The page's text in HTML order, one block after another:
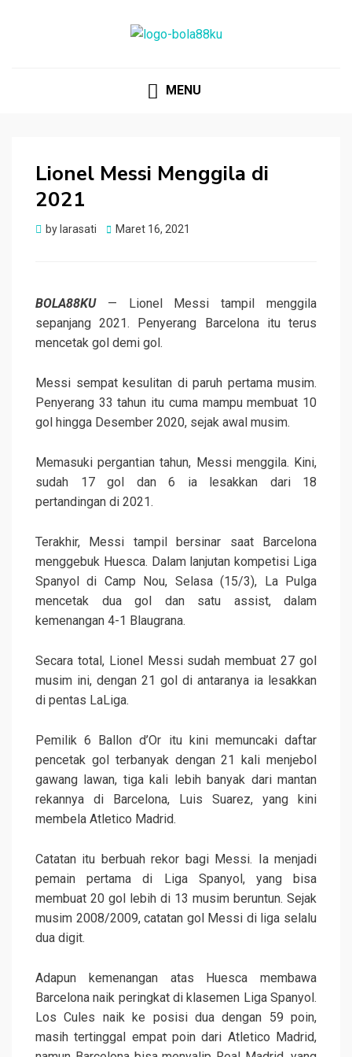
MENU
Lionel Messi Menggila di
2021
bylarasati
Posted
Maret 16, 2021
BOLA88KU— Lionel Messi tampil menggila
sepanjang 2021. Penyerang Barcelona itu terus
mencetak gol demi gol.
Messi sempat kesulitan di paruh pertama musim.
Penyerang 33 tahun itu cuma mampu membuat 10
gol hingga Desember 2020, sejak awal musim.
Memasuki pergantian tahun, Messi menggila. Kini,
sudah 17 gol dan 6 ia lesakkan dari 18
pertandingan di 2021.
Terakhir, Messi tampil bersinar saat Barcelona
menggebuk Huesca. Dalam lanjutan kompetisi Liga
Spanyol di Camp Nou, Selasa (15/3), La Pulga
mencetak dua gol dan satu assist, dalam
kemenangan 4-1 Blaugrana.
Secara total, Lionel Messi sudah membuat 27 gol
musim ini, dengan 21 gol di antaranya ia lesakkan
di pentas LaLiga.
Pemilik 6 Ballon d’Or itu kini memuncaki daftar
pencetak gol terbanyak dengan 21 kali menjebol
gawang lawan, tiga kali lebih banyak dari mantan
rekannya di Barcelona, Luis Suarez, yang kini
membela Atletico Madrid.
Catatan itu berbuah rekor bagi Messi. Ia menjadi
pemain pertama di Liga Spanyol, yang bisa
membuat 20 gol lebih di 13 musim beruntun. Sejak
musim 2008/2009, catatan gol Messi di liga selalu
dua digit.
Adapun kemenangan atas Huesca membawa
Barcelona naik peringkat di klasemen Liga Spanyol.
Los Cules naik ke posisi dua dengan 59 poin,
masih tertinggal empat poin dari Atletico Madrid,